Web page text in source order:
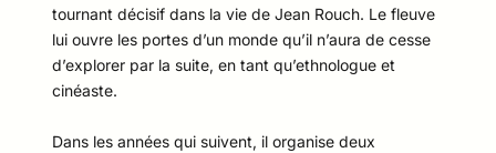
tournant décisif dans la vie de Jean Rouch. Le fleuve
lui ouvre les portes d’un monde qu’il n’aura de cesse
d’explorer par la suite, en tant qu’ethnologue et
cinéaste.
Dans les années qui suivent, il organise deux